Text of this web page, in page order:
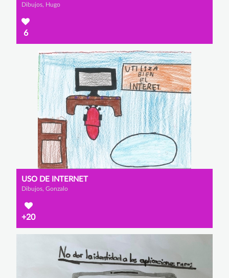
Dibujos, Hugo
6
USO DE INTERNET
Dibujos, Gonzalo
+20